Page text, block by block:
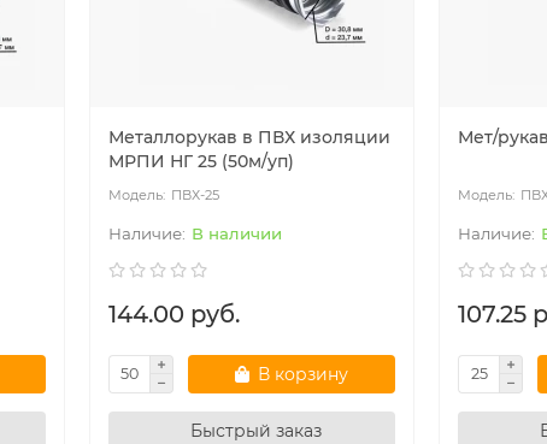
Металлорукав в ПВХ изоляции
МРПИ НГ 25 (50м/уп)
ПВХ-25
В наличии
144.00 руб.
В корзину
Быстрый заказ
Мет/
107.25